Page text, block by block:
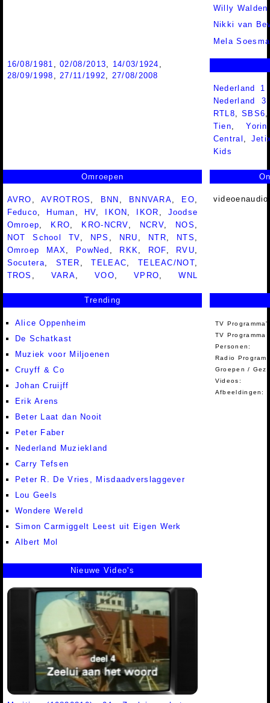
Willy Walden
Nikki van
Mela
16/08/1981 ,02/08/2013, 14/03/1924 ,
28/09/1998 ,27/11/1992, 27/08/2008
Nederland
Nederland
RTL8,SBS6
Tien,Yorin
Central ,
Kids
Omroepen
AVRO ,AVROTROS , BNN , BNNVARA, EO,
Feduco, Human , HV, IKON , IKOR , Joodse
Omroep, KRO, KRO-NCRV, NCRV, NOS ,
NOT School TV, NPS , NRU , NTR, NTS ,
Omroep MAX, PowNed , RKK, ROF, RVU,
Socutera, STER ,TELEAC, TELEAC/NOT,
TROS , VARA,VOO,VPRO,WNL
Trending
Alice Oppenheim
De Schatkast
Muziek voor Miljoenen
Cruyff & Co
Johan Cruijff
Erik Arens
Beter Laat dan Nooit
Peter Faber
Nederland Muziekland
Carry Tefsen
Peter R. De Vries, Misdaadverslaggever
Lou Geels
Wondere Wereld
Simon Carmiggelt Leest uit Eigen Werk
Albert Mol
TV
TV Programma
Personen:
Radio
Groepen /
Videos:
Afbeeldingen:
Nieuwe Video's